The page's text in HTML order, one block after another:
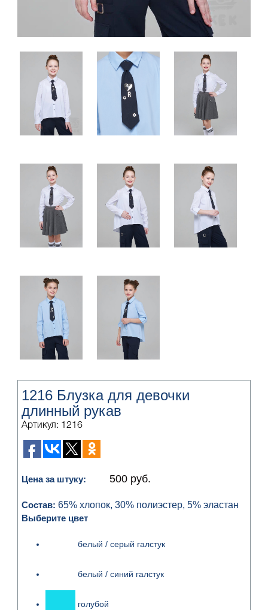
1216 Блузка для девочки
длинный рукав
Артикул: 1216
Цена за штуку: 500 руб.
Состав: 65% хлопок, 30% полиэстер, 5% эластан
Выберите цвет
белый / серый галстук
белый / синий галстук
голубой